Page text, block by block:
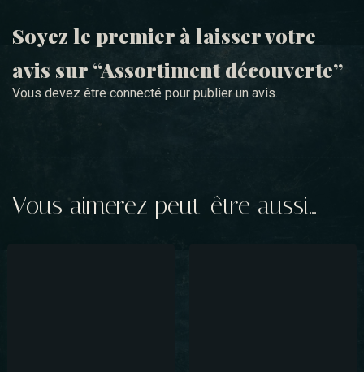
Soyez le premier à laisser votre
avis sur “Assortiment découverte”
Vous devez être connecté pour publier un avis.
Vous aimerez peut-être aussi…